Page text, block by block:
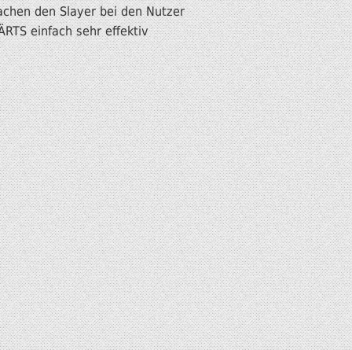
den Slayer bei den Nutzer
einfach sehr effektiv